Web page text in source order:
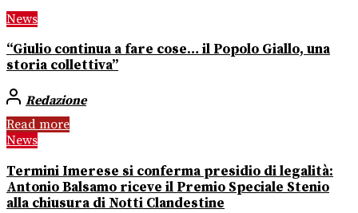
News
“Giulio continua a fare cose… il Popolo Giallo, una
storia collettiva”
Redazione
Read more
News
Termini Imerese si conferma presidio di legalità:
Antonio Balsamo riceve il Premio Speciale Stenio
alla chiusura di Notti Clandestine